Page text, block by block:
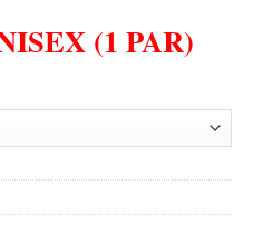
(1 PAR)